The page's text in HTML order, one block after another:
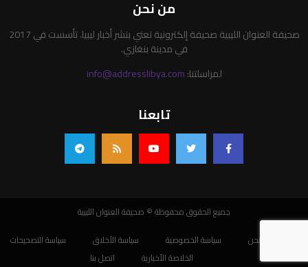
من نحن
صحيفة العنوان الليبية صحيفة إلكترونية تعني بنشر أخبار ليبيا. تأسست في 2017
في مدينة بنغازي.
لمراسلتنا:info@addresslibya.com
تابعنا
جميع الحقوق محفوظة © صحيفة العنوان الليبية
من نحن
سياسة الخصوصية سياسة الأخلاق
سياسة التصحيحات
الخلاصة الأخبارية
اتصل بنا